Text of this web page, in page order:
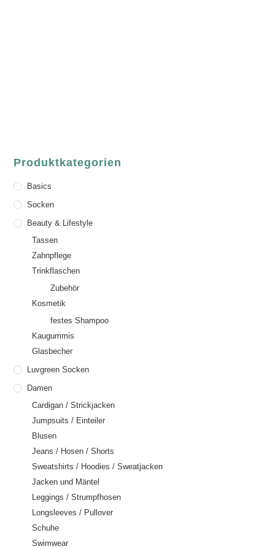
Produktkategorien
Basics
Socken
Beauty & Lifestyle
Tassen
Zahnpflege
Trinkflaschen
Zubehör
Kosmetik
festes Shampoo
Kaugummis
Glasbecher
Luvgreen Socken
Damen
Cardigan / Strickjacken
Jumpsuits / Einteiler
Blusen
Jeans / Hosen / Shorts
Sweatshirts / Hoodies / Sweatjacken
Jacken und Mäntel
Leggings / Strumpfhosen
Longsleeves / Pullover
Schuhe
Swimwear